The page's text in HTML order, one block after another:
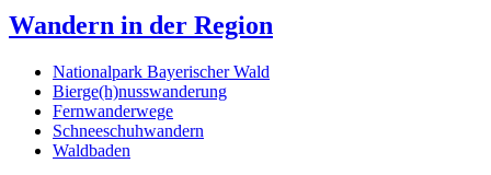
Wandern in der Region
Nationalpark Bayerischer Wald
Bierge(h)nusswanderung
Fernwanderwege
Schneeschuhwandern
Waldbaden